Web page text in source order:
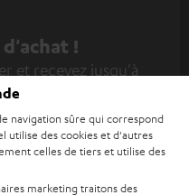
!
et recevez jusqu'à
navigation sûre qui correspond
utilise des cookies et d'autres
celles de tiers et utilise des
marketing traitons des